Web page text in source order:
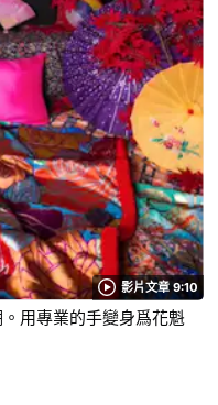
影片文章 9:10
用專業的手變身爲花魁